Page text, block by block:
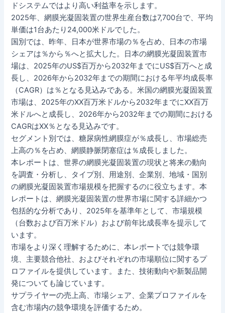
ドシステムではより高い利益率を示します。
2025年、網膜光凝固装置の世界生産台数は7,700台で、平均
単価は1台あたり24,000米ドルでした。
国別では、昨年、日本が世界市場の％を占め、日本の市場
シェアは％から％へと拡大した。日本の網膜光凝固装置市
場は、2025年のUS$百万から2032年までにUS$百万へと成
長し、2026年から2032年までの期間における年平均成長率
（CAGR）は％となる見込みである。米国の網膜光凝固装置
市場は、2025年のXX百万米ドルから2032年までにXX百万
米ドルへと成長し、2026年から2032年までの期間における
CAGRはXX％となる見込みです。
セグメント別では、糖尿病性網膜症が％成長し、市場総売
上高の％を占め、網膜静脈閉塞症は％成長しました。
本レポートは、世界の網膜光凝固装置の現状と将来の動向
を調査・分析し、タイプ別、用途別、企業別、地域・国別
の網膜光凝固装置市場規模を把握するのに役立ちます。本
レポートは、網膜光凝固装置の世界市場に関する詳細かつ
包括的な分析であり、2025年を基準年として、市場規模
（台数および百万米ドル）および前年比成長率を提示して
います。
市場をより深く理解するために、本レポートでは競争環
境、主要競合他社、およびそれぞれの市場順位に関するプ
ロファイルを提供しています。また、技術動向や新製品開
発についても論じています。
サプライヤーの売上高、市場シェア、企業プロファイルを
含む市場内の競争環境を評価するため。